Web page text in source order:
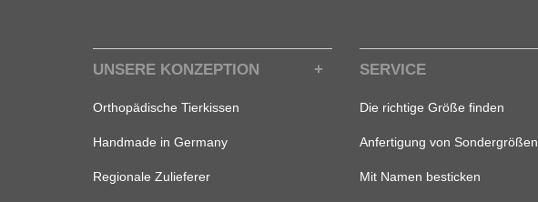
UNSERE KONZEPTION
Orthopädische Tierkissen
Handmade in Germany
Regionale Zulieferer
SERVICE
Die richtige Größe finden
Anfertigung von Sondergrößen
Mit Namen besticken